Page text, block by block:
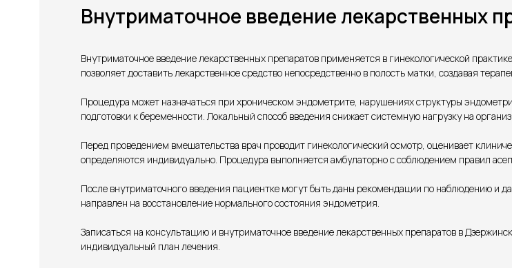
Внутриматочное введение лекарственных
Внутриматочное введение лекарственных препаратов применяется в гинекологической
позволяет доставить лекарственное средство непосредственно в полость матки, создавая
Процедура может назначаться при хроническом эндометрите, нарушениях структуры
подготовки к беременности. Локальный способ введения снижает системную нагрузку на
Перед проведением вмешательства врач проводит гинекологический осмотр, оценивает
определяются индивидуально. Процедура выполняется амбулаторно с соблюдением правил
После внутриматочного введения пациентке могут быть даны рекомендации по наблюдению и
направлен на восстановление нормального состояния эндометрия.
Записаться на консультацию и внутриматочное введение лекарственных препаратов в
индивидуальный план лечения.